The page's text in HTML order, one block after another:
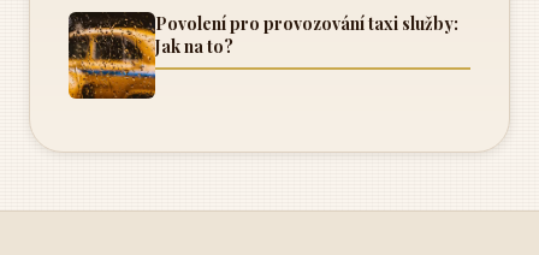
Povolení pro provozování taxi služby:
Jak na to?